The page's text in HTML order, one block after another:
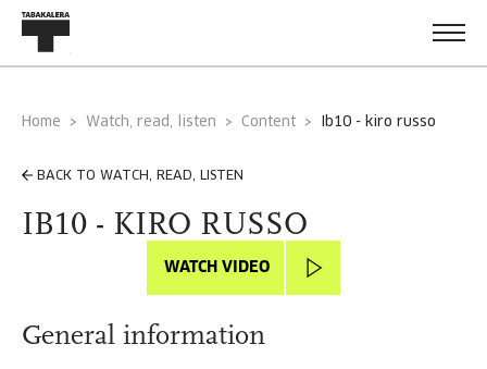
Home Watch, read, listen Content ib10 - kiro russo
BACK TO WATCH, READ, LISTEN
IB10 - KIRO RUSSO
WATCH VIDEO
General information